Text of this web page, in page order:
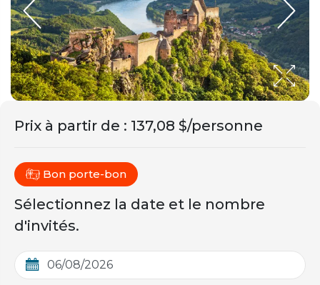
Prix ​​à partir de : 137,08 $/personne
Bon porte-bon
Sélectionnez la date et le nombre
d'invités.